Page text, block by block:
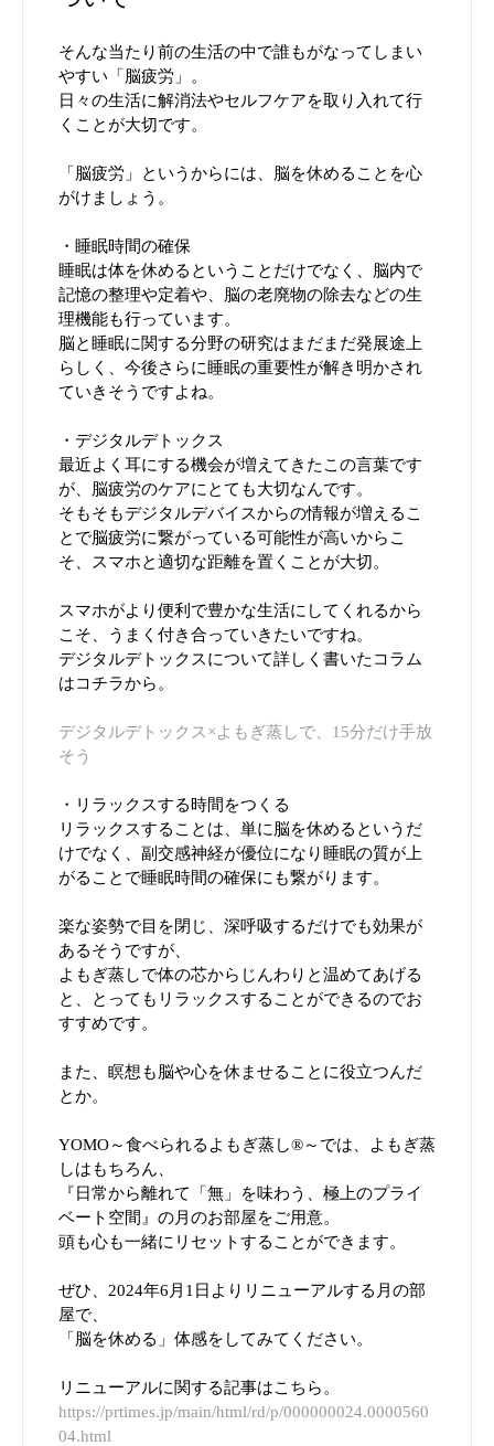
そんな当たり前の生活の中で誰もがなってしまい
やすい「脳疲労」。
日々の生活に解消法やセルフケアを取り入れて行
くことが大切です。
「脳疲労」というからには、脳を休めることを心
がけましょう。
・睡眠時間の確保
睡眠は体を休めるということだけでなく、脳内で
記憶の整理や定着や、脳の老廃物の除去などの生
理機能も行っています。
脳と睡眠に関する分野の研究はまだまだ発展途上
らしく、今後さらに睡眠の重要性が解き明かされ
ていきそうですよね。
・デジタルデトックス
最近よく耳にする機会が増えてきたこの言葉です
が、脳疲労のケアにとても大切なんです。
そもそもデジタルデバイスからの情報が増えるこ
とで脳疲労に繋がっている可能性が高いからこ
そ、スマホと適切な距離を置くことが大切。
スマホがより便利で豊かな生活にしてくれるから
こそ、うまく付き合っていきたいですね。
デジタルデトックスについて詳しく書いたコラム
はコチラから。
デジタルデトックス×よもぎ蒸しで、15分だけ手放
そう
・リラックスする時間をつくる
リラックスすることは、単に脳を休めるというだ
けでなく、副交感神経が優位になり睡眠の質が上
がることで睡眠時間の確保にも繋がります。
楽な姿勢で目を閉じ、深呼吸するだけでも効果が
あるそうですが、
よもぎ蒸しで体の芯からじんわりと温めてあげる
と、とってもリラックスすることができるのでお
すすめです。
また、瞑想も脳や心を休ませることに役立つんだ
とか。
YOMO～食べられるよもぎ蒸し®︎～では、よもぎ蒸
しはもちろん、
『日常から離れて「無」を味わう、極上のプライ
ベート空間』の月のお部屋をご用意。
頭も心も一緒にリセットすることができます。
ぜひ、2024年6月1日よりリニューアルする月の部
屋で、
「脳を休める」体感をしてみてください。
リニューアルに関する記事はこちら。
https://prtimes.jp/main/html/rd/p/000000024.0000560
04.html